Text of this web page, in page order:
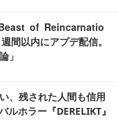
Beast of Reincarnatio
間以内にアプデ配信。
」
、残された人間も信用
ホラー『DERELIKT』